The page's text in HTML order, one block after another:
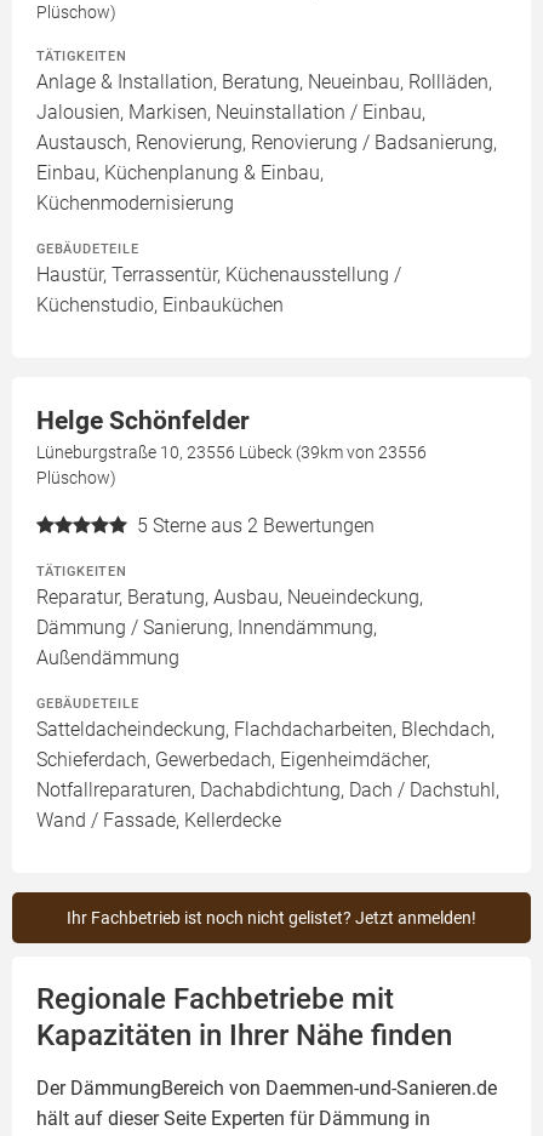
Plüschow)
TÄTIGKEITEN
Anlage & Installation, Beratung, Neueinbau, Rollläden,
Jalousien, Markisen, Neuinstallation / Einbau,
Austausch, Renovierung, Renovierung / Badsanierung,
Einbau, Küchenplanung & Einbau,
Küchenmodernisierung
GEBÄUDETEILE
Haustür, Terrassentür, Küchenausstellung /
Küchenstudio, Einbauküchen
Helge Schönfelder
Lüneburgstraße 10, 23556 Lübeck (39km von 23556
Plüschow)
5 Sterne aus 2 Bewertungen
TÄTIGKEITEN
Reparatur, Beratung, Ausbau, Neueindeckung,
Dämmung / Sanierung, Innendämmung,
Außendämmung
GEBÄUDETEILE
Satteldacheindeckung, Flachdacharbeiten, Blechdach,
Schieferdach, Gewerbedach, Eigenheimdächer,
Notfallreparaturen, Dachabdichtung, Dach / Dachstuhl,
Wand / Fassade, Kellerdecke
Ihr Fachbetrieb ist noch nicht gelistet? Jetzt anmelden!
Regionale Fachbetriebe mit
Kapazitäten in Ihrer Nähe finden
Der DämmungBereich von Daemmen-und-Sanieren.de
hält auf dieser Seite Experten für Dämmung in